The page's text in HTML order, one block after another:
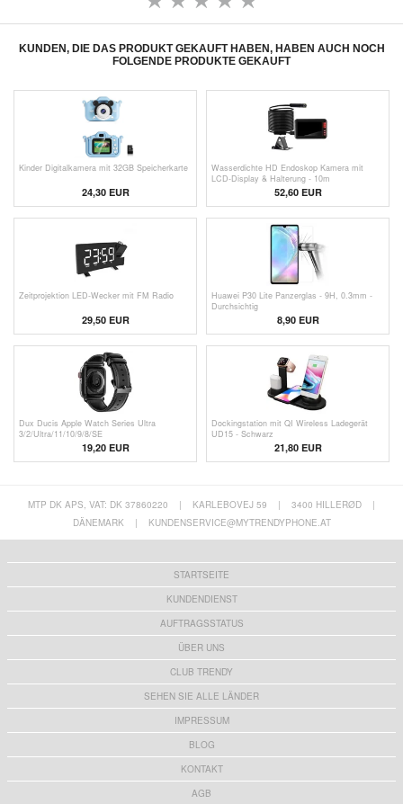
KUNDEN, DIE DAS PRODUKT GEKAUFT HABEN, HABEN AUCH NOCH
FOLGENDE PRODUKTE GEKAUFT
Kinder Digitalkamera mit 32GB Speicherkarte
24,30 EUR
Wasserdichte HD Endoskop Kamera mit
LCD-Display & Halterung - 10m
52,60 EUR
Zeitprojektion LED-Wecker mit FM Radio
29,50 EUR
Huawei P30 Lite Panzerglas - 9H, 0.3mm -
Durchsichtig
8,90 EUR
Dux Ducis Apple Watch Series Ultra
3/2/Ultra/11/10/9/8/SE
3/(2022)/7/SE/6/5/4/3/2/1 Lederarmband -
49mm/45mm/44mm/42mm - Schwarz
19,20 EUR
Dockingstation mit QI Wireless Ladegerät
UD15 - Schwarz
21,80 EUR
MTP DK APS, VAT: DK 37860220 | KARLEBOVEJ 59 | 3400 HILLERØD
|
DÄNEMARK
| KUNDENSERVICE@MYTRENDYPHONE.AT
STARTSEITE
KUNDENDIENST
AUFTRAGSSTATUS
ÜBER UNS
CLUB TRENDY
SEHEN SIE ALLE LÄNDER
IMPRESSUM
BLOG
KONTAKT
AGB